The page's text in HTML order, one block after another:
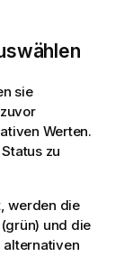
sie
Werten.
zu
werden die
und die
alternativen